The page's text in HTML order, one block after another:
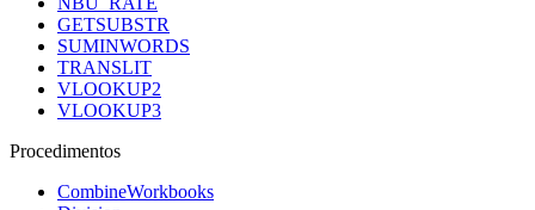
GETSUBSTR
SUMINWORDS
TRANSLIT
VLOOKUP2
VLOOKUP3
Procedimentos
CombineWorkbooks